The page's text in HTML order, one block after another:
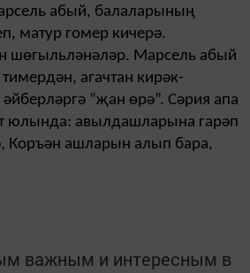
абый, балаларының
матур гомер кичерә.
шөгыльләнәләр. Марсель абый
агачтан кирәк-
“җан өрә”. Сәрия апа
юлында: авыл­дашларына гарәп
Коръән ашларын алып бара,
важным и интересным в